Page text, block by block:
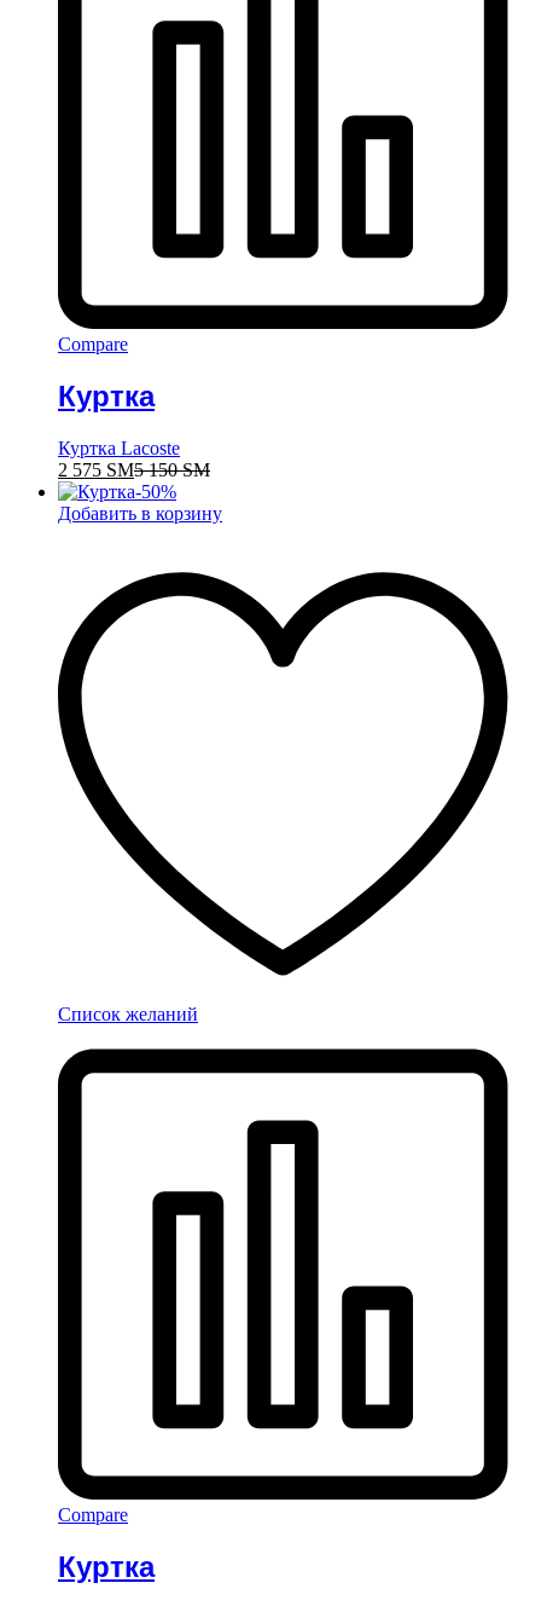
Compare
Куртка
Куртка Lacoste
2 575 ЅМ5 150ЅМ
-50%
Добавить в корзину
Список желаний
Compare
Куртка